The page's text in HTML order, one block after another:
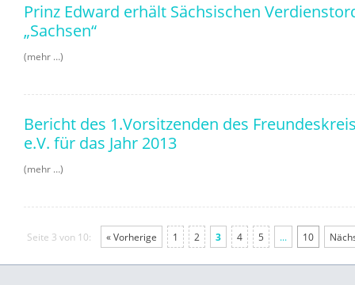
Prinz Edward erhält Sächsischen
„Sachsen“
(mehr …)
Bericht des 1.Vorsitzenden des
e.V. für das Jahr 2013
(mehr …)
Seite 3 von 10: « Vorherige 1 2 3 4 5 ... 10